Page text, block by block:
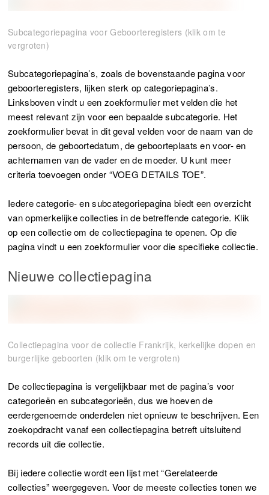
Subcategoriepagina voor Geboorteregisters (klik om te
vergroten)
Subcategoriepagina’s, zoals de bovenstaande pagina voor
geboorteregisters, lijken sterk op categoriepagina’s.
Linksboven vindt u een zoekformulier met velden die het
meest relevant zijn voor een bepaalde subcategorie. Het
zoekformulier bevat in dit geval velden voor de naam van de
persoon, de geboortedatum, de geboorteplaats en voor- en
achternamen van de vader en de moeder. U kunt meer
criteria toevoegen onder “VOEG DETAILS TOE”.
Iedere categorie- en subcategoriepagina biedt een overzicht
van opmerkelijke collecties in de betreffende categorie. Klik
op een collectie om de collectiepagina te openen. Op die
pagina vindt u een zoekformulier voor die specifieke collectie.
Nieuwe collectiepagina
Collectiepagina voor de collectie Frankrijk, kerkelijke dopen en
burgerlijke geboorten (klik om te vergroten)
De collectiepagina is vergelijkbaar met de pagina’s voor
categorieën en subcategorieën, dus we hoeven de
eerdergenoemde onderdelen niet opnieuw te beschrijven. Een
zoekopdracht vanaf een collectiepagina betreft uitsluitend
records uit die collectie.
Bij iedere collectie wordt een lijst met “Gerelateerde
collecties” weergegeven. Voor de meeste collecties tonen we